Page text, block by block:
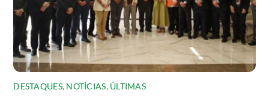
DESTAQUES, NOTÍCIAS, ÚLTIMAS